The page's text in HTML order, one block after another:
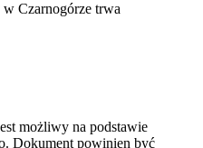
Czarnogórze trwa
możliwy na podstawie
Dokument powinien być